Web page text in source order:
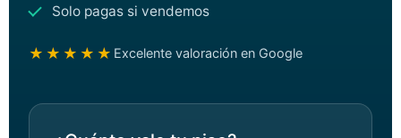
Solo pagas si vendemos
★★★★★ Excelente valoración en Google